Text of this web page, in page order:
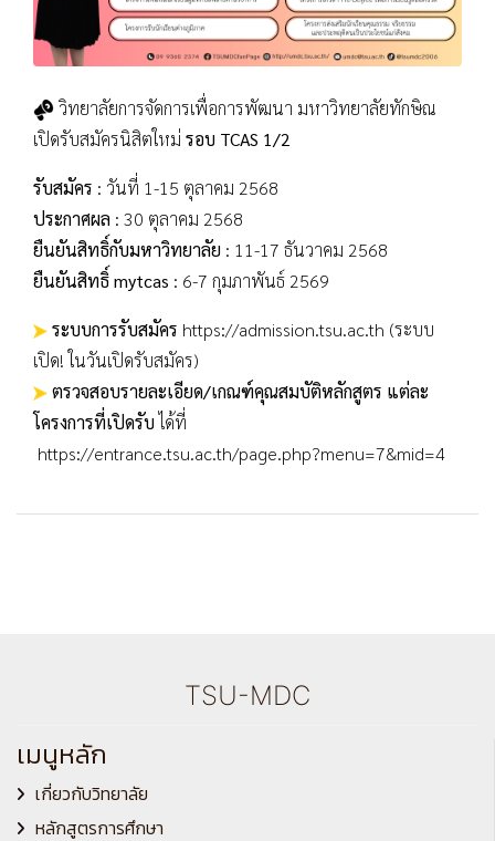
วิทยาลัยการจัดการเพื่อการพัฒนา มหาวิทยาลัยทักษิณ
เปิดรับสมัครนิสิตใหม่ รอบ TCAS 1/2
รับสมัคร : วันที่ 1-15 ตุลาคม 2568
ประกาศผล : 30 ตุลาคม 2568
ยืนยันสิทธิ์กับมหาวิทยาลัย : 11-17 ธันวาคม 2568
ยืนยันสิทธิ์ mytcas : 6-7 กุมภาพันธ์ 2569
ระบบการรับสมัคร https://admission.tsu.ac.th (ระบบ
เปิด! ในวันเปิดรับสมัคร)
ตรวจสอบรายละเอียด/เกณฑ์คุณสมบัติหลักสูตร แต่ละ
โครงการที่เปิดรับได้ที่
https://entrance.tsu.ac.th/page.php?menu=7&mid=4
TSU-MDC
เมนูหลัก
เกี่ยวกับวิทยาลัย
หลักสูตรการศึกษา